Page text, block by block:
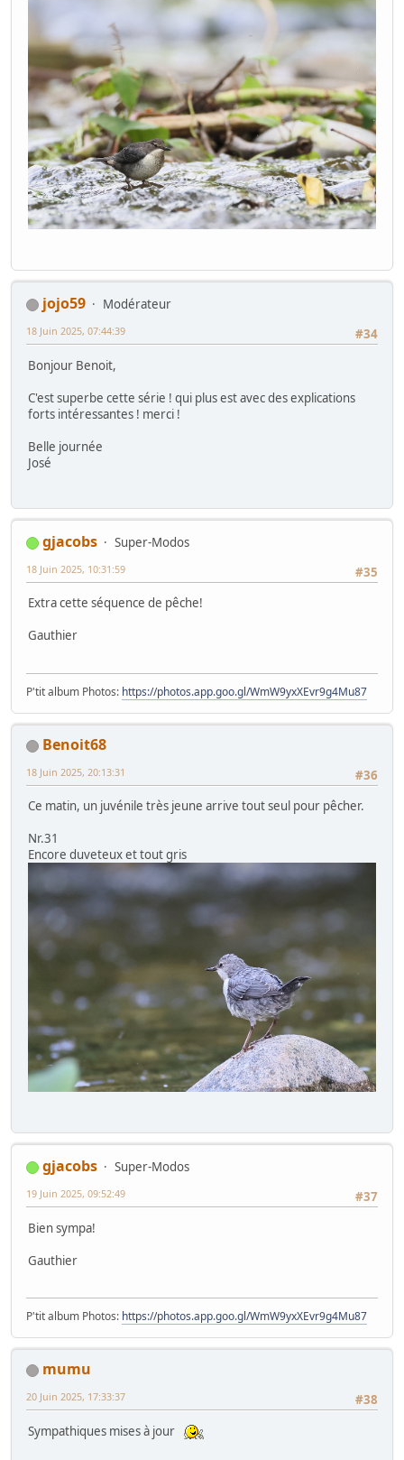
jojo59
Modérateur
#34
18 Juin 2025, 07:44:39
Bonjour Benoit,
C'est superbe cette série ! qui plus est avec des explications
forts intéressantes ! merci !
Belle journée
José
gjacobs
Super-Modos
#35
18 Juin 2025, 10:31:59
Extra cette séquence de pêche!
Gauthier
P'tit album Photos: https://photos.app.goo.gl/WmW9yxXEvr9g4Mu87
Benoit68
#36
18 Juin 2025, 20:13:31
Ce matin, un juvénile très jeune arrive tout seul pour pêcher.
Nr.31
Encore duveteux et tout gris
gjacobs
Super-Modos
#37
19 Juin 2025, 09:52:49
Bien sympa!
Gauthier
P'tit album Photos: https://photos.app.goo.gl/WmW9yxXEvr9g4Mu87
mumu
#38
20 Juin 2025, 17:33:37
Sympathiques mises à jour